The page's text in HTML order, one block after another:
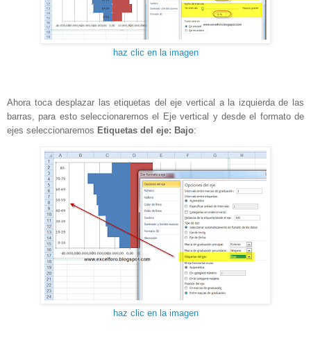
haz clic en la imagen
Ahora toca desplazar las etiquetas del eje vertical a la izquierda de las
barras, para esto seleccionaremos el Eje vertical y desde el formato de
ejes seleccionaremos Etiquetas del eje: Bajo:
haz clic en la imagen